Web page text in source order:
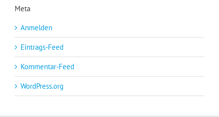
Meta
Anmelden
Eintrags-Feed
Kommentar-Feed
WordPress.org